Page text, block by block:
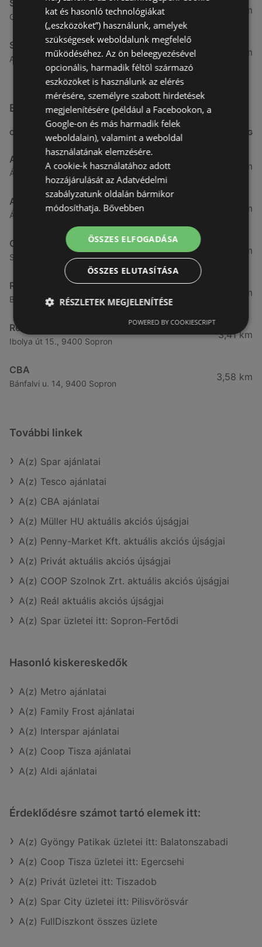
Spar
Csarnok utca 10., 9400 Sopron
4,91 km
Spar
Arany jános utca 16., 9400 Sopron
5,31 km
Egyéb Szupermarketek üzletek a közelben
CÍM TÁVOLSÁG
Aldi
Ágfalvi út 4/A., 9400 Sopron
3,26 km
ALDI
Ágfalvi út 4/a, 9400 Sopron
3,26 km
CBA
Somfalvi u. 14., 9400 Sopron
3,31 km
Reál
Besenyő u. 16., 9400 Sopron
3,32 km
Reál
Ibolya út 15., 9400 Sopron
3,41 km
CBA
Bánfalvi u. 14, 9400 Sopron
3,58 km
További linkek
A(z) Spar ajánlatai
A(z) Tesco ajánlatai
A(z) CBA ajánlatai
A(z) Müller HU aktuális akciós újságjai
A(z) Penny-Market Kft. aktuális akciós újságjai
A(z) Privát aktuális akciós újságjai
A(z) COOP Szolnok Zrt. aktuális akciós újságjai
A(z) Reál aktuális akciós újságjai
A(z) Spar üzletei itt: Sopron-Fertődi
Hasonló kiskereskedők
A(z) Metro ajánlatai
A(z) Family Frost ajánlatai
A(z) Interspar ajánlatai
A(z) Coop Tisza ajánlatai
A(z) Aldi ajánlatai
Érdeklődésre számot tartó elemek itt:
A(z) Gyöngy Patikak üzletei itt: Balatonszabadi
A(z) Coop Tisza üzletei itt: Egercsehi
A(z) Privát üzletei itt: Tiszadob
A(z) Spar City üzletei itt: Pilisvörösvár
A(z) FullDiszkont összes üzlete
kat és hasonló technológiákat
(„eszközöket”) használunk, amelyek
szükségesek weboldalunk megfelelő
működéséhez. Az ön beleegyezésével
opcionális, harmadik féltől származó
eszközöket is használunk az elérés
mérésére, személyre szabott hirdetések
megjelenítésére (például a Facebookon, a
Google-on és más harmadik felek
weboldalain), valamint a weboldal
használatának elemzésére.
A cookie-k használatához adott
hozzájárulását az Adatvédelmi
szabályzatunk oldalán bármikor
módosíthatja. Bővebben
ÖSSZES ELFOGADÁSA
ÖSSZES ELUTASÍTÁSA
RÉSZLETEK MEGJELENÍTÉSE
POWERED BY COOKIESCRIPT